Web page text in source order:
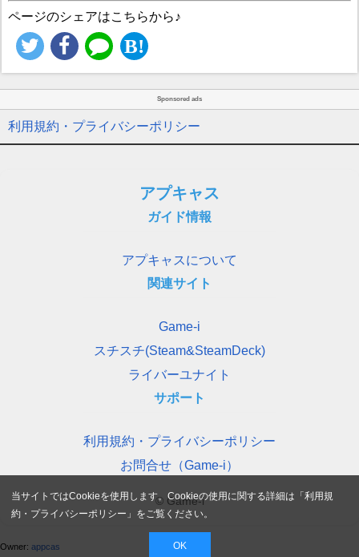
ページのシェアはこちらから♪
Sponsored ads
利用規約・プライバシーポリシー
アプキャス
ガイド情報
アプキャスについて
関連サイト
Game-i
スチスチ(Steam&SteamDeck)
ライバーユナイト
サポート
利用規約・プライバシーポリシー
お問合せ（Game-i）
© Game-i
Owner: appcas
当サイトではCookieを使用します。Cookieの使用に関する詳細は「利用規
約・プライバシーポリシー 」をご覧ください。
OK